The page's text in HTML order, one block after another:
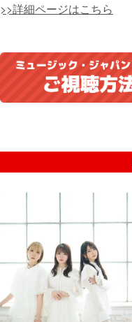
>>詳細ページはこちら
...
8月 4
4 0